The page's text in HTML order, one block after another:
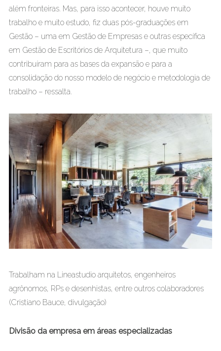
além fronteiras. Mas, para isso acontecer, houve muito
trabalho e muito estudo, fiz duas pós-graduações em
Gestão – uma em Gestão de Empresas e outras específica
em Gestão de Escritórios de Arquitetura –, que muito
contribuíram para as bases da expansão e para a
consolidação do nosso modelo de negócio e metodologia de
trabalho – ressalta.
Trabalham na Lineastudio arquitetos, engenheiros
agrônomos, RPs e desenhistas, entre outros colaboradores
(Cristiano Bauce, divulgação)
Divisão da empresa em áreas especializadas